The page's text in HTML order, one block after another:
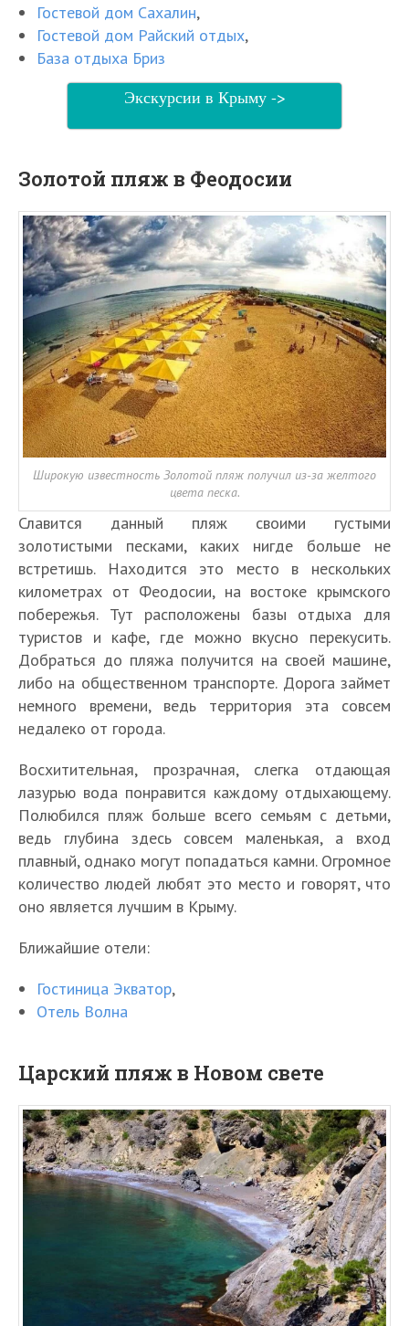
Гостевой дом Сахалин,
Гостевой дом Райский отдых,
База отдыха Бриз
Экскурсии в Крыму ->
Золотой пляж в Феодосии
Широкую известность Золотой пляж получил из-за желтого
цвета песка.
Славится данный пляж своими густыми
золотистыми песками, каких нигде больше не
встретишь. Находится это место в нескольких
километрах от Феодосии, на востоке крымского
побережья. Тут расположены базы отдыха для
туристов и кафе, где можно вкусно перекусить.
Добраться до пляжа получится на своей машине,
либо на общественном транспорте. Дорога займет
немного времени, ведь территория эта совсем
недалеко от города.
Восхитительная, прозрачная, слегка отдающая
лазурью вода понравится каждому отдыхающему.
Полюбился пляж больше всего семьям с детьми,
ведь глубина здесь совсем маленькая, а вход
плавный, однако могут попадаться камни. Огромное
количество людей любят это место и говорят, что
оно является лучшим в Крыму.
Ближайшие отели:
Гостиница Экватор,
Отель Волна
Царский пляж в Новом свете